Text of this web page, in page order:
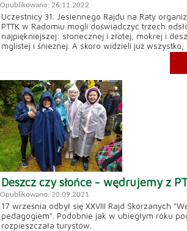
Opublikowano: 26.11.2022
Uczestnicy 31. Jesiennego Rajdu na Raty
PTTK w Radomiu mogli doświadczyć trzech
najpiękniejszej: słonecznej i złotej, mokrej i
mglistej i śnieżnej. A skoro widzieli już wszystko,
Deszcz czy słońce - wędrujemy z
Opublikowano: 20.09.2021
17 września odbył się XXVIII Rajd Skórzanych
pedagogiem". Podobnie jak w ubiegłym roku
rozpieszczała turystów.